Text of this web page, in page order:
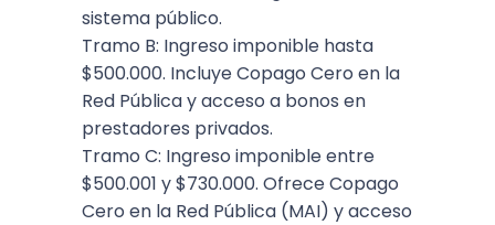
sistema público.
Tramo B: Ingreso imponible hasta
$500.000. Incluye Copago Cero en la
Red Pública y acceso a bonos en
prestadores privados.
Tramo C: Ingreso imponible entre
$500.001 y $730.000. Ofrece Copago
Cero en la Red Pública (MAI) y acceso